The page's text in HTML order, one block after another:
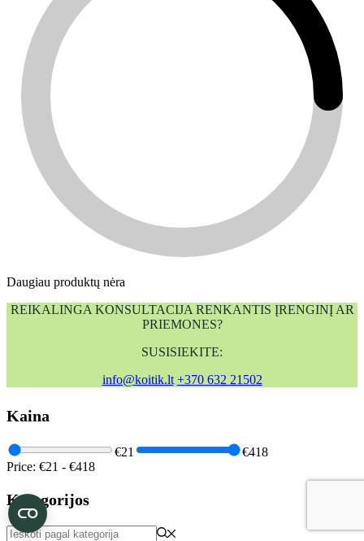
Daugiau produktų nėra
REIKALINGA KONSULTACIJA RENKANTIS ĮRENGINĮ AR
PRIEMONES?
SUSISIEKITE:
info@koitik.lt +370 632 21502
Kaina
€21
€418
Price: €21 - €418
Kategorijos